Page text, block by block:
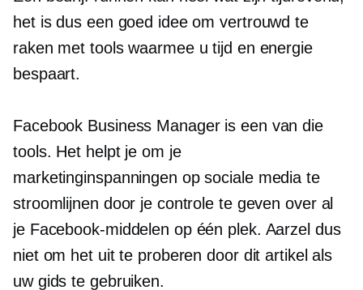
het is dus een goed idee om vertrouwd te
raken met tools waarmee u tijd en energie
bespaart.
Facebook Business Manager is een van die
tools. Het helpt je om je
marketinginspanningen op sociale media te
stroomlijnen door je controle te geven over al
je Facebook-middelen op één plek. Aarzel dus
niet om het uit te proberen door dit artikel als
uw gids te gebruiken.